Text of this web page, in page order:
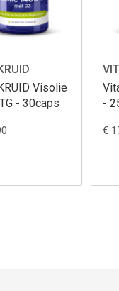
Visolie
- 30caps
-
€